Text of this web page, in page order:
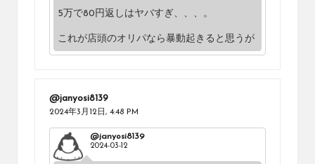
5万で80円返しはヤバすぎ、、、。
これが店頭のオリパなら暴動起きると思うが
@janyosi8139
2024年3月12日, 4:48 PM
@janyosi8139
2024-03-12